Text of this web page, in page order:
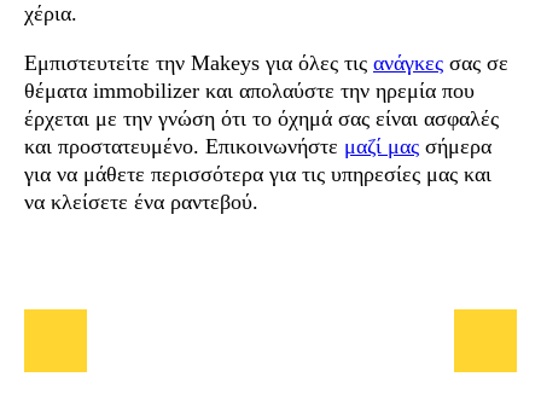
χέρια.
Εμπιστευτείτε την Makeys για όλες τις ανάγκεςσας σε
θέματα immobilizer και απολαύστε την ηρεμία που
έρχεται με την γνώση ότι το όχημά σας είναι ασφαλές
και προστατευμένο. Επικοινωνήστε μαζί μαςσήμερα
για να μάθετε περισσότερα για τις υπηρεσίες μας και
να κλείσετε ένα ραντεβού.